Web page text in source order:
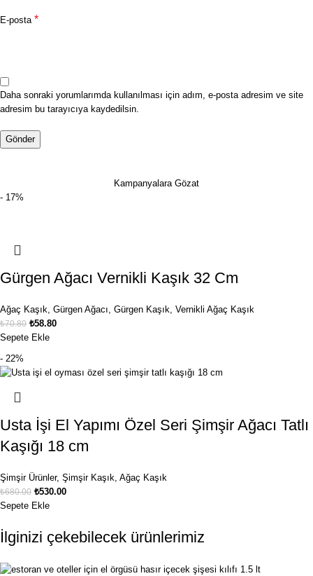
E-posta *
Daha sonraki yorumlarımda kullanılması için adım, e-posta adresim ve site
adresim bu tarayıcıya kaydedilsin.
Kampanyalara Gözat
- 17%
Gürgen Ağacı Vernikli Kaşık 32 Cm
Ağaç Kaşık Gürgen Ağacı Gürgen Kaşık Vernikli Ağaç Kaşık
₺70.80 ₺58.80
Sepete Ekle
- 22%
Usta İşi El Yapımı Özel Seri Şimşir Ağacı Tatlı
Kaşığı 18 cm
Şimşir Ürünler, Şimşir Kaşık, Ağaç Kaşık
₺680.00 ₺530.00
Sepete Ekle
İlginizi çekebilecek ürünlerimiz